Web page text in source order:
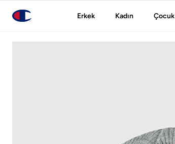
Erkek Kadın Çocuk